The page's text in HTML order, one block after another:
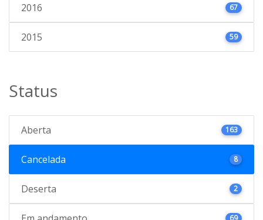
2016 67
2015 59
Status
Aberta 163
Cancelada 8
Deserta 2
69